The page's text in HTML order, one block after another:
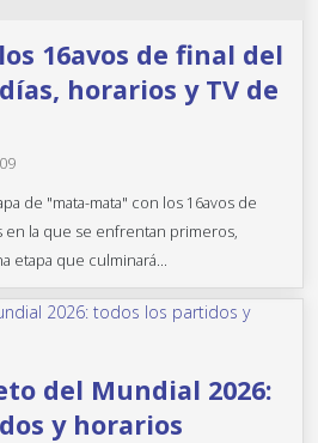
16avos de final del
horarios y TV de
de "mata-mata" con los 16avos de
en la que se enfrentan primeros,
etapa que culminará...
del Mundial 2026:
y horarios